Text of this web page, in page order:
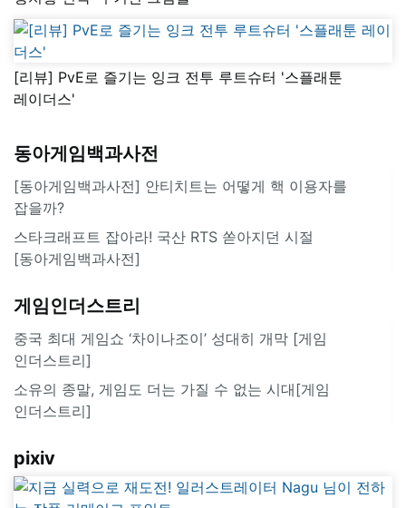
[리뷰] PvE로 즐기는 잉크 전투 루트슈터 '스플래툰
레이더스'
동아게임백과사전
[동아게임백과사전] 안티치트는 어떻게 핵 이용자를
잡을까?
스타크래프트 잡아라! 국산 RTS 쏟아지던 시절
[동아게임백과사전]
게임인더스트리
중국 최대 게임쇼 ‘차이나조이’ 성대히 개막 [게임
인더스트리]
소유의 종말, 게임도 더는 가질 수 없는 시대[게임
인더스트리]
pixiv